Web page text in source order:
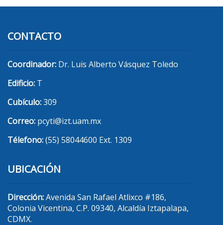
CONTACTO
Coordinador: Dr. Luis Alberto Vásquez Toledo
Edificio: T
Cubículo:309
Correo: pcyti@izt.uam.mx
Télefono:(55) 58044600 Ext. 1309
UBICACIÓN
Dirección:Avenida San Rafael Atlixco #186,
Colonia Vicentina, C.P. 09340, Alcaldía Iztapalapa,
CDMX.